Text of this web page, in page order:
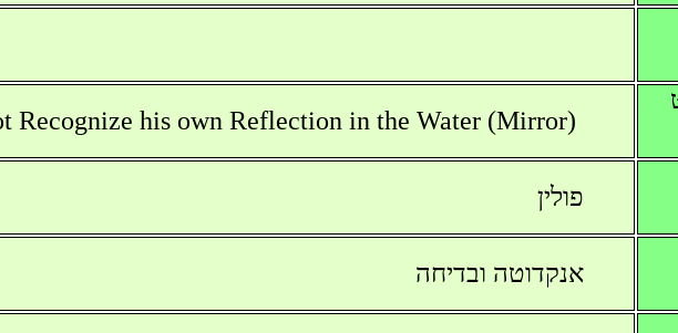
Recognize his own Reflection in the Water (Mirror)
פולין
אנקדוטה ובדיחה